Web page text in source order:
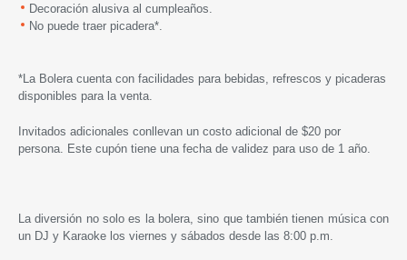
Decoración alusiva al cumpleaños.
No puede traer picadera*.
*La Bolera cuenta con facilidades para bebidas, refrescos y picaderas
disponibles para la venta.
Invitados adicionales conllevan un costo adicional de $20 por
persona. Este cupón tiene una fecha de validez para uso de 1 año.
La diversión no solo es la bolera, sino que también tienen música con
un DJ y Karaoke los viernes y sábados desde las 8:00 p.m.